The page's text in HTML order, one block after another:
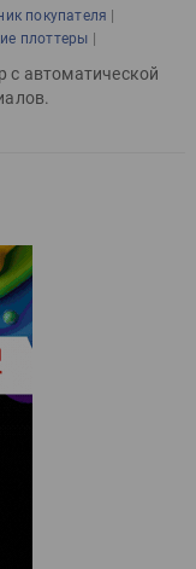
покупателя |
плоттеры |
автоматической